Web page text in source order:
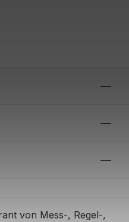
von Mess-, Regel-,